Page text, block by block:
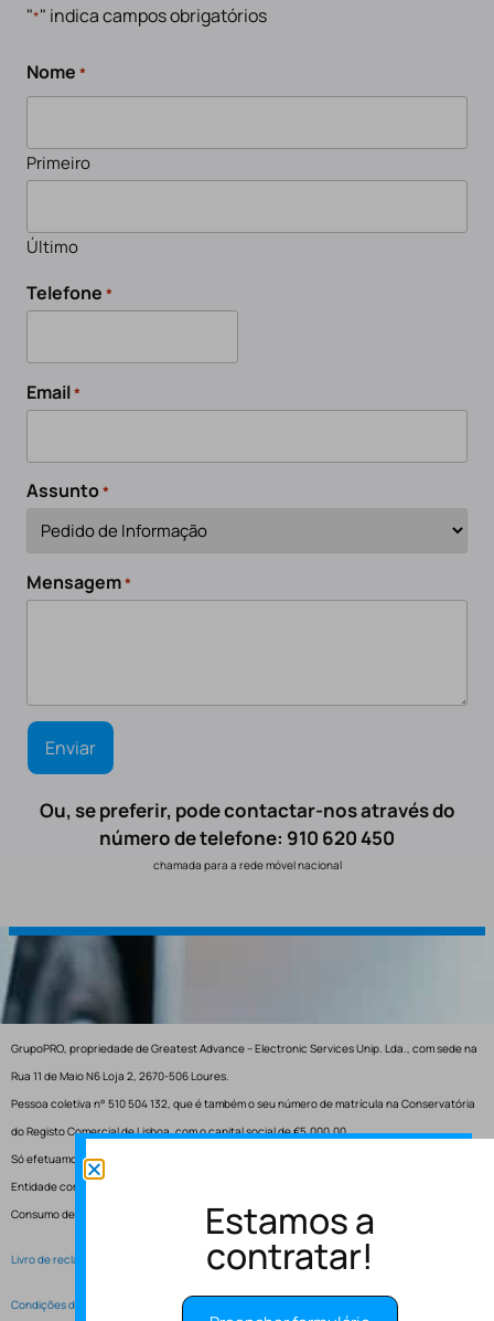
"*" indica campos obrigatórios
Nome *
Primeiro
Último
Telefone *
Email*
Assunto*
Mensagem*
Ou, se preferir, pode contactar-nos através do
número de telefone: 910 620 450
chamada para a rede móvel nacional
GrupoPRO, propriedade de Greatest Advance – Electronic Services Unip. Lda., com sede na
Rua 11 de Maio N6 Loja 2, 2670-506 Loures.
Pessoa coletiva n° 510 504 132, que é também o seu número de matrícula na Conservatória
do Registo Comercial de Lisboa, com o capital social de €5.000,00.
Só efetuamos entregas em Portugal.
Entidade competente para resolução de conflitos – Centro de Arbitragem de Conflitos de
Consumo de Lisboa.
Livro de reclamações electrónico
Condições de Serviço
Estamos a
contratar!